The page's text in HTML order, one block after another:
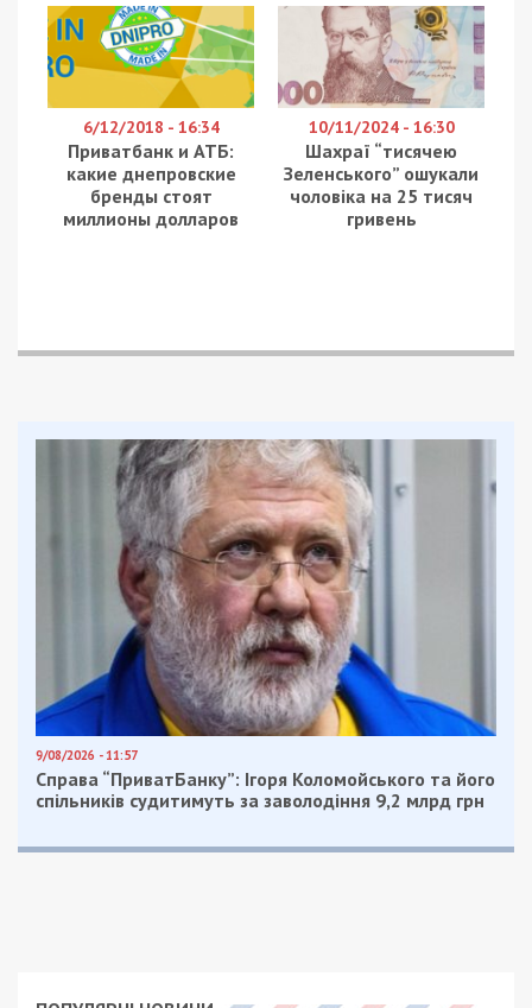
За інформацією правоохоронців, одна із
фігуранток мала закласти під автомобіль
саморобний вибуховий пристрій, який російські
спецслужби планували дистанційно привести в
За задумом російських кураторів, вибух мав не
лише вбити військового, а й спричинити
максимальну кількість жертв серед цивільного
GPS-трекер. Це дозволило своєчасно викрити
зі схрону саморобну вибухівку, іншу — за місцем
проживання, де вилучили майже 6 кілограмів
вибухових речовин.
За даними слідства, першою агенткою виявилася
безробітна мешканка Сумської області. За
обіцянку швидкого заробітку вона приїхала до
Києва, оселилася в готелі та за відеоінструкцією
куратора з РФ виготовила саморобний
вибуховий пристрій. Для конспірації дорогою до
схрону на кладовищі вона перевдяглася в літню
жінку, одягнувши хустку та взявши квіти.
Іншою фігуранткою стала колишня власниця
кондитерського магазину із Севастополя. За
завербували російські спецслужби. Жінка прибула